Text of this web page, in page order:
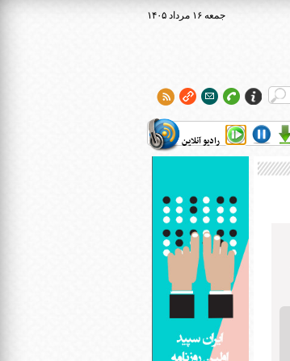
۱۴۰۵ جمعه ۱۶ مرداد
رادیو آنلاین